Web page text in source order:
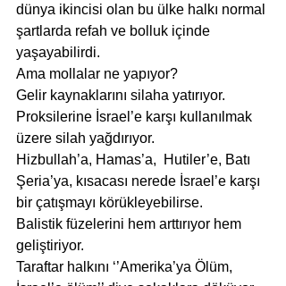
dünya ikincisi olan bu ülke halkı normal
şartlarda refah ve bolluk içinde
yaşayabilirdi.
Ama mollalar ne yapıyor?
Gelir kaynaklarını silaha yatırıyor.
Proksilerine İsrael’e karşı kullanılmak
üzere silah yağdırıyor.
Hizbullah’a, Hamas’a,  Hutiler’e, Batı
Şeria’ya, kısacası nerede İsrael’e karşı
bir çatışmayı körükleyebilirse.
Balistik füzelerini hem arttırıyor hem
geliştiriyor.
Taraftar halkını ‘’Amerika’ya Ölüm,